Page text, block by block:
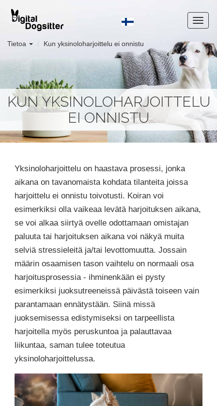
Tietoa Kun yksinoloharjoittelu ei onnistu
KUN YKSINOLOHARJOITTELU
EI ONNISTU
Yksinoloharjoittelu on haastava prosessi, jonka
aikana on tavanomaista kohdata tilanteita joissa
harjoittelu ei onnistu toivotusti. Koiran voi
esimerkiksi olla vaikeaa levätä harjoituksen aikana,
se voi alkaa siirtyä ovelle odottamaan omistajan
paluuta tai harjoituksen aikana voi näkyä muita
selviä stressieleitä ja/tai levottomuutta. Jossain
määrin osaamisen tason vaihtelu on normaali osa
harjoitusprosessia - ihminenkään ei pysty
esimerkiksi juoksutreeneissä päivästä toiseen vain
parantamaan ennätystään. Siinä missä
juoksemisessa edistymiseksi on tarpeellista
harjoitella myös peruskuntoa ja palauttavaa
liikuntaa, saman tulee toteutua
yksinoloharjoittelussa.